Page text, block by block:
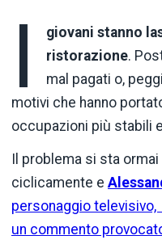
I
giovani stanno
ristorazione.
mal pagati o,
motivi che hanno
occupazioni più stabili
Il problema si sta
ciclicamente e
personaggio
un commento